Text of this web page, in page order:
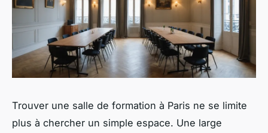
Trouver une salle de formation à Paris ne se limite
plus à chercher un simple espace. Une large